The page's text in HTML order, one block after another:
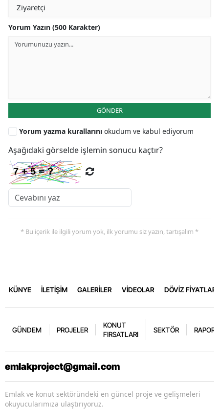
Yorum Yazın (500 Karakter)
GÖNDER
Yorum yazma kurallarını okudum ve kabul ediyorum
Aşağıdaki görselde işlemin sonucu kaçtır?
* Bu içerik ile ilgili yorum yok, ilk yorumu siz yazın, tartışalım *
KÜNYE İLETİŞİM GALERİLER VİDEOLAR DÖVİZ FİYATLARI
GÜNDEM PROJELER
KONUT
FIRSATLARI
SEKTÖR
emlakproject@gmail.com
Emlak ve konut sektöründeki en güncel proje ve gelişmeleri
okuyucularımıza ulaştırıyoruz.